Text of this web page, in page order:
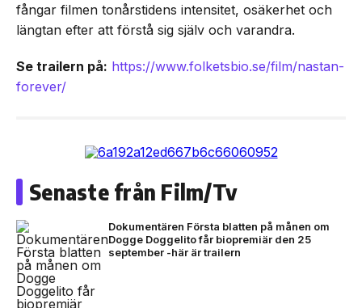
fångar filmen tonårstidens intensitet, osäkerhet och
längtan efter att förstå sig själv och varandra.
Se trailern på: https://www.folketsbio.se/film/nastan-
forever/
Senaste från Film/Tv
Dokumentären Första blatten på månen om
Dogge Doggelito får biopremiär den 25
september -här är trailern